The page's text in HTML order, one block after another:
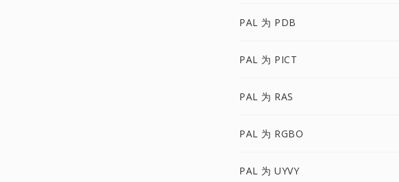
PAL 为 PDB
PAL 为 PICT
PAL 为 RAS
PAL 为 RGBO
PAL 为 UYVY